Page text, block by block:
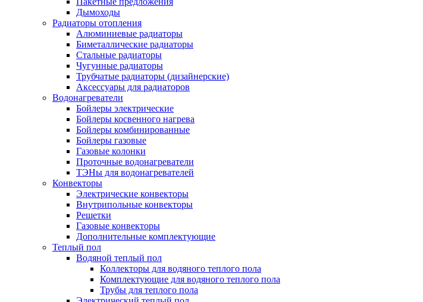
Дымоходы
Радиаторы отопления
Алюминиевые радиаторы
Биметаллические радиаторы
Стальные радиаторы
Чугунные радиаторы
Трубчатые радиаторы (дизайнерские)
Аксессуары для радиаторов
Водонагреватели
Бойлеры электрические
Бойлеры косвенного нагрева
Бойлеры комбинированные
Бойлеры газовые
Газовые колонки
Проточные водонагреватели
ТЭНы для водонагревателей
Конвекторы
Электрические конвекторы
Внутрипольные конвекторы
Решетки
Газовые конвекторы
Дополнительные комплектующие
Теплый пол
Водяной теплый пол
Коллекторы для водяного теплого пола
Комплектующие для водяного теплого пола
Трубы для теплого пола